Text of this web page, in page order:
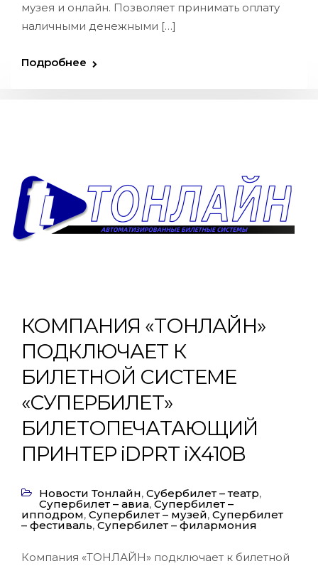
музея и онлайн. Позволяет принимать оплату
наличными денежными […]
Подробнее
КОМПАНИЯ «ТОНЛАЙН»
ПОДКЛЮЧАЕТ К
БИЛЕТНОЙ СИСТЕМЕ
«СУПЕРБИЛЕТ»
БИЛЕТОПЕЧАТАЮЩИЙ
ПРИНТЕР iDPRT iX410B
Новости Тонлайн, Субербилет – театр,
Супербилет – авиа, Супербилет –
ипподром, Супербилет – музей, Супербилет
– фестиваль,Супербилет – филармония
Компания «ТОНЛАЙН» подключает к билетной